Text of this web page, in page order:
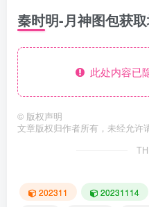
秦时明-月神图包获
此处内容已
© 版权声明
文章版权归作者所有，未经允许
202311 20231114